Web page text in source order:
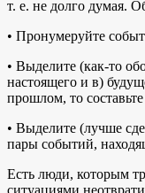
т. е. не долго думая.
• Пронумеруйте
• Выделите (как-то
настоящего и в)
прошлом, то
• Выделите (лучше
пары событий,
Есть люди, которым
ситуациями